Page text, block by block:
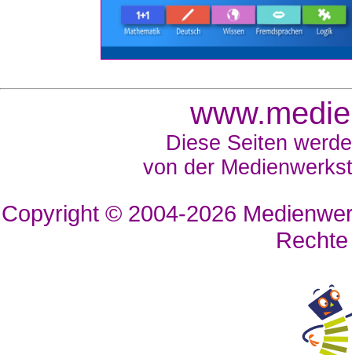
Diese Seiten
von der
Copyright © 2004-2026